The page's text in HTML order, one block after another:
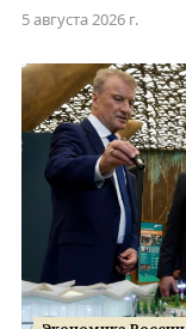
5 августа 2026 г.